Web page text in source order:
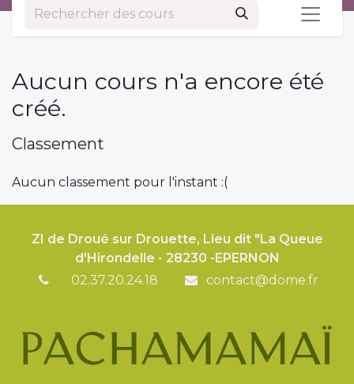
Classement
Aucun classement pour l'instant :(
Aucun cours n'a encore été
créé.
ZI de Droué sur Drouette, Lieu dit "La Queue
d'Hirondelle - 28230 -EPERNON
02.37.20.24.18
contact@dome.fr